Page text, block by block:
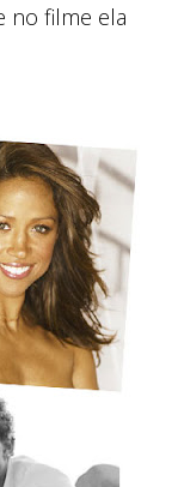
no filme ela